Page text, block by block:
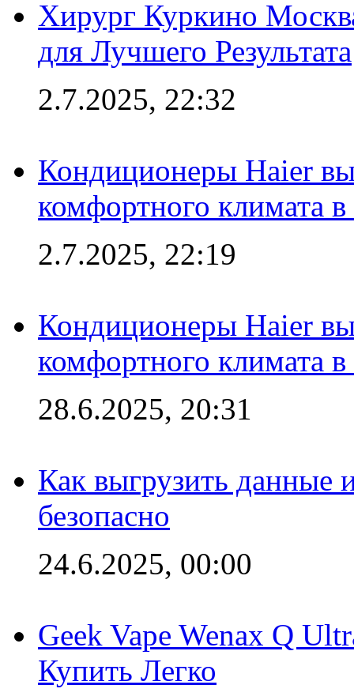
Хирург Куркино
для Лучшего Результата
2.7.2025, 22:32
Кондиционеры Haier
комфортного климата
2.7.2025, 22:19
Кондиционеры Haier
комфортного климата
28.6.2025, 20:31
Как выгрузить данные
безопасно
24.6.2025, 00:00
Geek Vape Wenax Q
Купить Легко